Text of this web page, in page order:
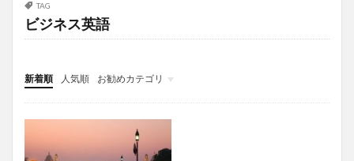
TAG
ビジネス英語
新着順 人気順
お勧めカテゴリ
投稿
学び
マンガ
電子書籍